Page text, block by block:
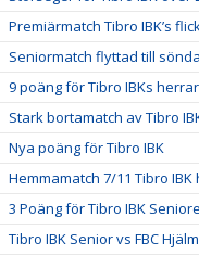
Premiärmatch Tibro IBK’s
Seniormatch flyttad till
9 poäng för Tibro IBKs
Stark bortamatch av Tibro
Nya poäng för Tibro IBK
Hemmamatch 7/11 Tibro IBK
3 Poäng för Tibro IBK
Tibro IBK Senior vs FBC